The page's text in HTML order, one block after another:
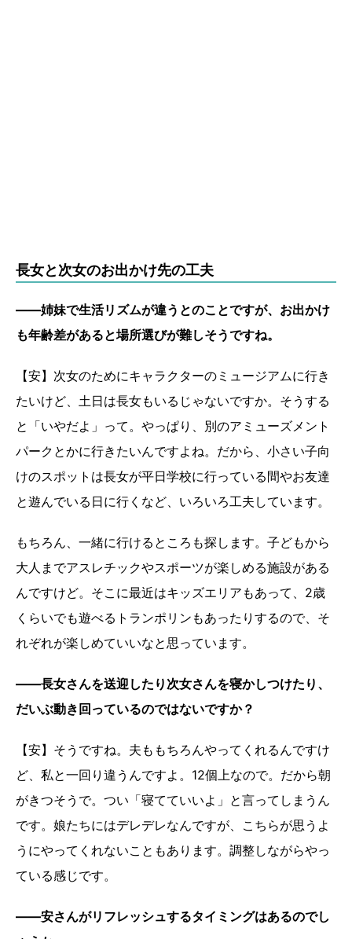
長女と次女のお出かけ先の工夫
――姉妹で生活リズムが違うとのことですが、お出かけ
も年齢差があると場所選びが難しそうですね。
【安】次女のためにキャラクターのミュージアムに行き
たいけど、土日は長女もいるじゃないですか。そうする
と「いやだよ」って。やっぱり、別のアミューズメント
パークとかに行きたいんですよね。だから、小さい子向
けのスポットは長女が平日学校に行っている間やお友達
と遊んでいる日に行くなど、いろいろ工夫しています。
もちろん、一緒に行けるところも探します。子どもから
大人までアスレチックやスポーツが楽しめる施設がある
んですけど。そこに最近はキッズエリアもあって、2歳
くらいでも遊べるトランポリンもあったりするので、そ
れぞれが楽しめていいなと思っています。
――長女さんを送迎したり次女さんを寝かしつけたり、
だいぶ動き回っているのではないですか？
【安】そうですね。夫ももちろんやってくれるんですけ
ど、私と一回り違うんですよ。12個上なので。だから朝
がきつそうで。つい「寝てていいよ」と言ってしまうん
です。娘たちにはデレデレなんですが、こちらが思うよ
うにやってくれないこともあります。調整しながらやっ
ている感じです。
――安さんがリフレッシュするタイミングはあるのでし